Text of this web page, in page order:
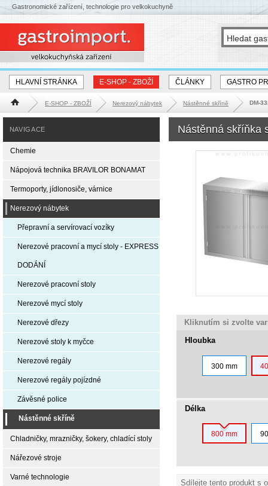
HLAVNÍ STRÁNKA E-SHOP - ZBOŽÍ ČLÁNKY GASTRO
Hlavní stránka E-SHOP - ZBOŽÍ Nerezový nábytek Nástěnné skříně DM-
Nástěnná skříňka
Kliknutím si zvolte
Hloubka
300 mm
Délka
800 mm
Sdílejte tento produkt s
NAVIGACE
Chemie
Nápojová technika BRAVILOR BONAMAT
Termoporty, jídlonosiče, várnice
Nerezový nábytek
Přepravní a servírovací vozíky
Nerezové pracovní a mycí stoly - EXPRESS
DODÁNÍ
Nerezové pracovní stoly
Nerezové mycí stoly
Nerezové dřezy
Nerezové stoly k myčce
Nerezové regály
Nerezové regály pojízdné
Závěsné police
Nástěnné skříně
Chladničky, mrazničky, šokery, chladící stoly
Nářezové stroje
Varné technologie
Gastronomické zařízení, technologie pro velkokuchyně